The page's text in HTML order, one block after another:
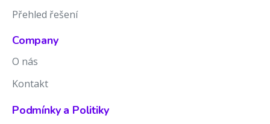
Přehled řešení
Company
O nás
Kontakt
Podmínky a Politiky